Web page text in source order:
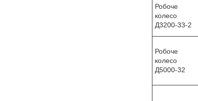
Робоче
колесо
Д3200-33-2
Робоче
колесо
Д5000-32